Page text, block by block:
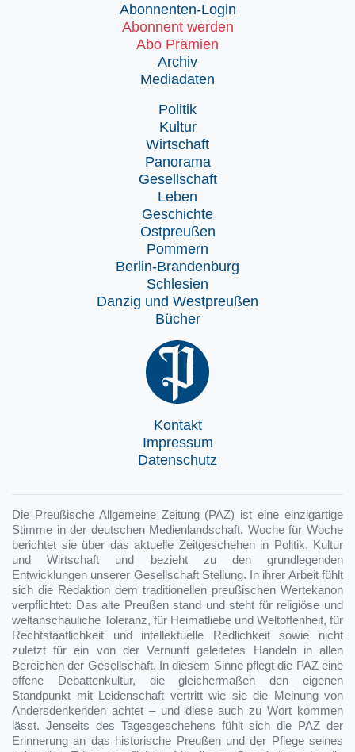
Abonnenten-Login
Abonnent werden
Abo Prämien
Archiv
Mediadaten
Politik
Kultur
Wirtschaft
Panorama
Gesellschaft
Leben
Geschichte
Ostpreußen
Pommern
Berlin-Brandenburg
Schlesien
Danzig und Westpreußen
Bücher
Kontakt
Impressum
Datenschutz
Die Preußische Allgemeine Zeitung (PAZ) ist eine einzigartige
Stimme in der deutschen Medienlandschaft. Woche für Woche
berichtet sie über das aktuelle Zeitgeschehen in Politik, Kultur
und Wirtschaft und bezieht zu den grundlegenden
Entwicklungen unserer Gesellschaft Stellung. In ihrer Arbeit fühlt
sich die Redaktion dem traditionellen preußischen Wertekanon
verpflichtet: Das alte Preußen stand und steht für religiöse und
weltanschauliche Toleranz, für Heimatliebe und Weltoffenheit, für
Rechtstaatlichkeit und intellektuelle Redlichkeit sowie nicht
zuletzt für ein von der Vernunft geleitetes Handeln in allen
Bereichen der Gesellschaft. In diesem Sinne pflegt die PAZ eine
offene Debattenkultur, die gleichermaßen den eigenen
Standpunkt mit Leidenschaft vertritt wie sie die Meinung von
Andersdenkenden achtet – und diese auch zu Wort kommen
lässt. Jenseits des Tagesgeschehens fühlt sich die PAZ der
Erinnerung an das historische Preußen und der Pflege seines